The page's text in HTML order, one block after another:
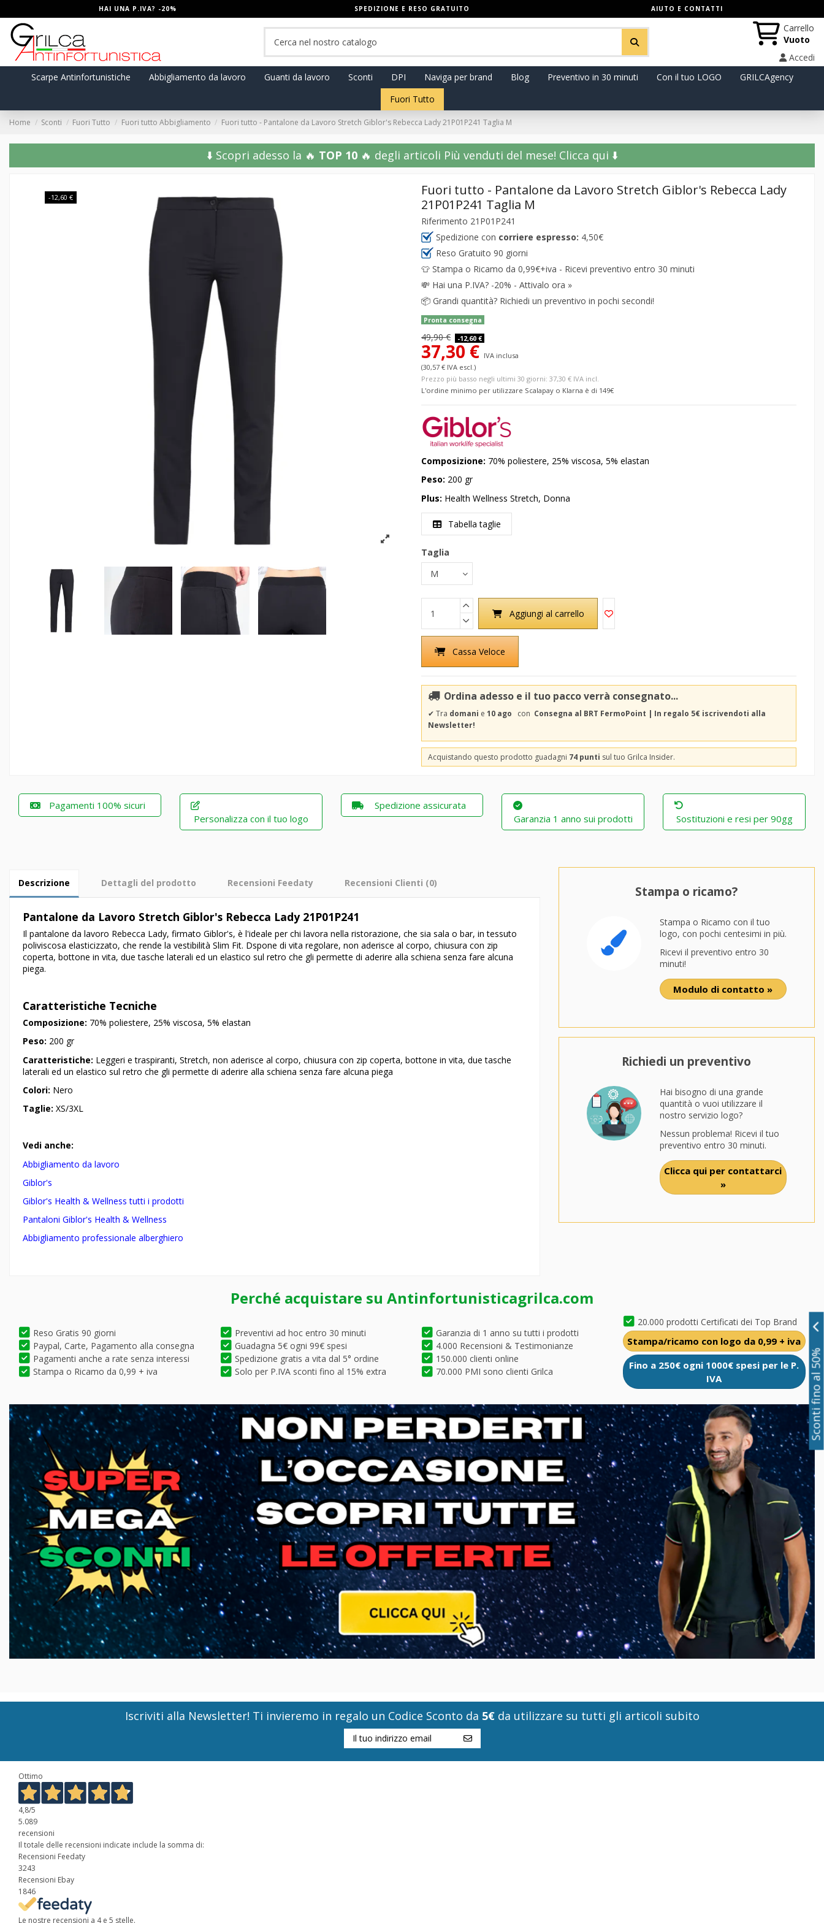
HAI UNA P.IVA? -20% SPEDIZIONE E RESO GRATUITO AIUTO E CONTATTI
Carrello
Vuoto
Accedi
Scarpe Antinfortunistiche
Abbigliamento da lavoro Guanti da lavoro Sconti DPI Naviga per brand Blog Preventivo in 30 minuti Con il tuo LOGO
GRILCAgency
Fuori Tutto
Home Sconti Fuori Tutto Fuori tutto Abbigliamento Fuori tutto - Pantalone da Lavoro Stretch Giblor's Rebecca Lady 21P01P241 Taglia M
⬇️ Scopri adesso la 🔥 TOP 10🔥 degli articoli Più venduti del mese!️ Clicca qui ⬇️
-12,60 €
Fuori tutto - Pantalone da Lavoro Stretch Giblor's Rebecca Lady
21P01P241 Taglia M
Riferimento 21P01P241
Spedizione con corriere espresso: 4,50€
Reso Gratuito 90 giorni
👕 Stampa o Ricamo da 0,99€+iva - Ricevi preventivo entro 30 minuti
💸 Hai una P.IVA? -20% - Attivalo ora »
📦 Grandi quantità? Richiedi un preventivo in pochi secondi!
Pronta consegna
49,90 € -12,60 €
37,30 € IVA inclusa
(30,57 € IVA escl.)
Prezzo più basso negli ultimi 30 giorni: 37,30 € IVA incl.
L'ordine minimo per utilizzare Scalapay o Klarna è di 149€
Composizione: 70% poliestere, 25% viscosa, 5% elastan
Peso: 200 gr
Plus: Health Wellness Stretch, Donna
Tabella taglie
Taglia
Aggiungi al carrello
Cassa Veloce
Ordina adesso e il tuo pacco verrà consegnato...
✔ Tra domani e 10 ago con Consegna al BRT FermoPoint | In regalo 5€ iscrivendoti alla
Newsletter!
Acquistando questo prodotto guadagni 74 punti sul tuo Grilca Insider.
Pagamenti 100% sicuri
Personalizza con il tuo logo
Spedizione assicurata
Garanzia 1 anno sui prodotti
Sostituzioni e resi per 90gg
Descrizione Dettagli del prodotto Recensioni Feedaty Recensioni Clienti (0)
Pantalone da Lavoro Stretch Giblor's Rebecca Lady 21P01P241
Il pantalone da lavoro Rebecca Lady, firmato Giblor's, è l'ideale per chi lavora nella ristorazione, che sia sala o bar, in tessuto
poliviscosa elasticizzato, che rende la vestibilità Slim Fit. Dspone di vita regolare, non aderisce al corpo, chiusura con zip
coperta, bottone in vita, due tasche laterali ed un elastico sul retro che gli permette di aderire alla schiena senza fare alcuna
piega.
Caratteristiche Tecniche
Composizione: 70% poliestere, 25% viscosa, 5% elastan
Peso: 200 gr
Caratteristiche: Leggeri e traspiranti, Stretch, non aderisce al corpo, chiusura con zip coperta, bottone in vita, due tasche
laterali ed un elastico sul retro che gli permette di aderire alla schiena senza fare alcuna piega
Colori: Nero
Taglie: XS/3XL
Vedi anche:
Abbigliamento da lavoro
Giblor's
Giblor's Health & Wellness tutti i prodotti
Pantaloni Giblor's Health & Wellness
Abbigliamento professionale alberghiero
Stampa o ricamo?
Stampa o Ricamo con il tuo
logo, con pochi centesimi in più.
Ricevi il preventivo entro 30
minuti!
Modulo di contatto »
Richiedi un preventivo
Hai bisogno di una grande
quantità o vuoi utilizzare il
nostro servizio logo?
Nessun problema! Ricevi il tuo
preventivo entro 30 minuti.
Clicca qui per contattarci
»
Perché acquistare su Antinfortunisticagrilca.com
Reso Gratis 90 giorni
Paypal, Carte, Pagamento alla consegna
Pagamenti anche a rate senza interessi
Stampa o Ricamo da 0,99 + iva
Preventivi ad hoc entro 30 minuti
Guadagna 5€ ogni 99€ spesi
Spedizione gratis a vita dal 5° ordine
Solo per P.IVA sconti fino al 15% extra
Garanzia di 1 anno su tutti i prodotti
4.000 Recensioni & Testimonianze
150.000 clienti online
70.000 PMI sono clienti Grilca
20.000 prodotti Certificati dei Top Brand
Stampa/ricamo con logo da 0,99 + iva
Fino a 250€ ogni 1000€ spesi per le P.
IVA
Iscriviti alla Newsletter! Ti invieremo in regalo un Codice Sconto da 5€da utilizzare su tutti gli articoli subito
Ottimo
4,8/5
5.089
recensioni
Il totale delle recensioni indicate include la somma di:
Recensioni Feedaty
3243
Recensioni Ebay
1846
Le nostre recensioni a 4 e 5 stelle.
Sconti fino al 50%